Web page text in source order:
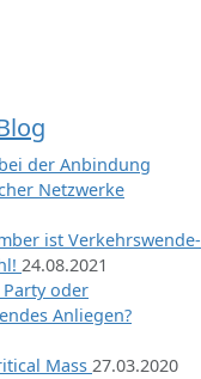
der Anbindung
Netzwerke
ist Verkehrswende-
24.08.2021
oder
Anliegen?
Mass 27.03.2020